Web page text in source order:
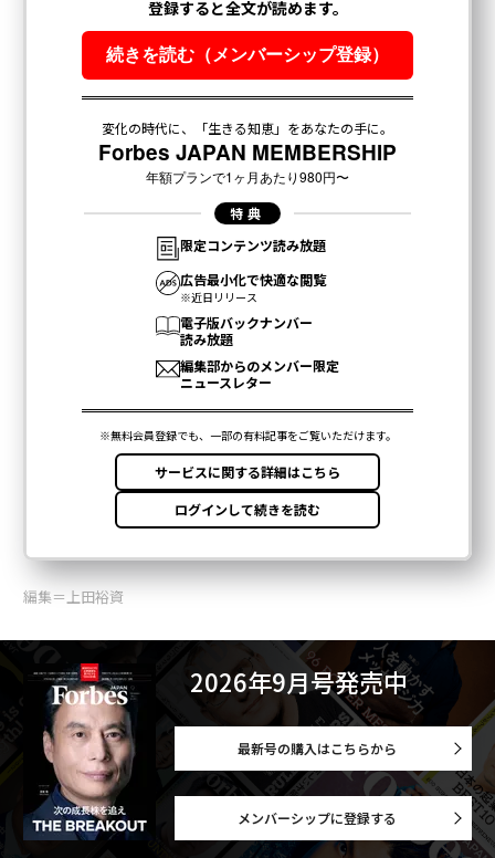
編集＝上田裕資
2026年9月号発売中
最新号の購入はこちらから
メンバーシップに登録する